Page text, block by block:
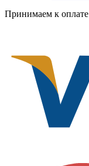
Принимаем к оплате